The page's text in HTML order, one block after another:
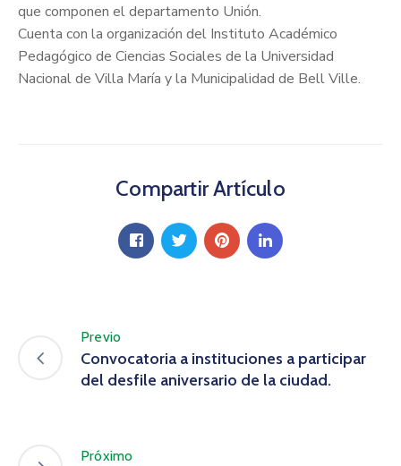
que componen el departamento Unión.
Cuenta con la organización del Instituto Académico
Pedagógico de Ciencias Sociales de la Universidad
Nacional de Villa María y la Municipalidad de Bell Ville.
Compartir Artículo
Previo
Convocatoria a instituciones a participar
del desfile aniversario de la ciudad.
Próximo